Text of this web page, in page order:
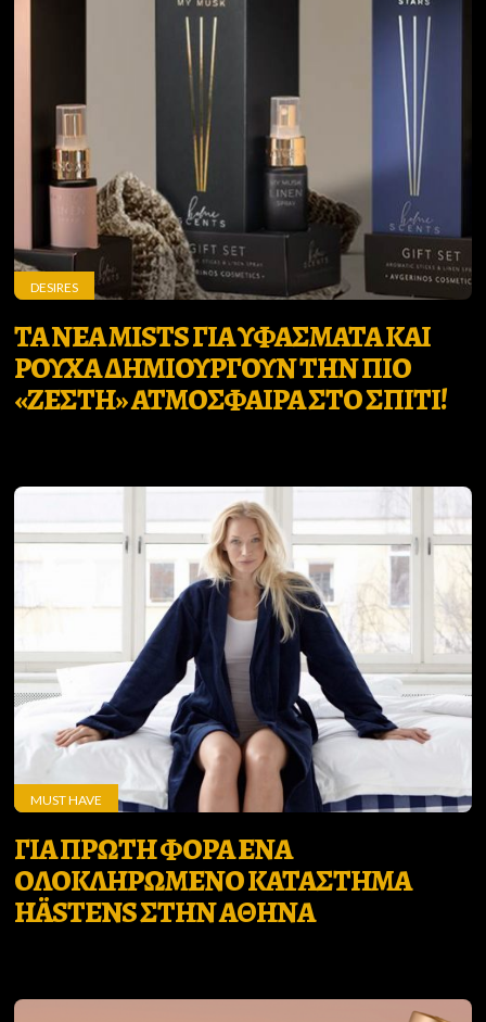
DESIRES
ΤΑ ΝΕΑ MISTS ΓΙΑ ΥΦΑΣΜΑΤΑ ΚΑΙ
ΡΟΥΧΑ ΔΗΜΙΟΥΡΓΟΥΝ ΤΗΝ ΠΙΟ
«ΖΕΣΤΗ» ΑΤΜΟΣΦΑΙΡΑ ΣΤΟ ΣΠΙΤΙ!
MUST HAVE
ΓΙΑ ΠΡΩΤΗ ΦΟΡΑ ΕΝΑ
ΟΛΟΚΛΗΡΩΜΕΝΟ ΚΑΤΑΣΤΗΜΑ
HÄSTENS ΣΤΗΝ ΑΘΗΝΑ